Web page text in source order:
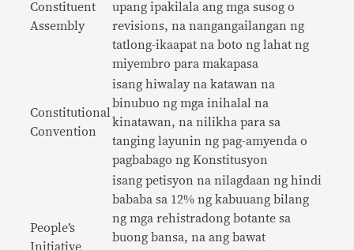
Constituent
Assembly
upang ipakilala ang mga susog o
revisions, na nangangailangan ng
tatlong-ikaapat na boto ng lahat ng
miyembro para makapasa
Constitutional
Convention
isang hiwalay na katawan na
binubuo ng mga inihalal na
kinatawan, na nilikha para sa
tanging layunin ng pag-amyenda o
pagbabago ng Konstitusyon
People’s
Initiative
isang petisyon na nilagdaan ng hindi
bababa sa 12% ng kabuuang bilang
ng mga rehistradong botante sa
buong bansa, na ang bawat